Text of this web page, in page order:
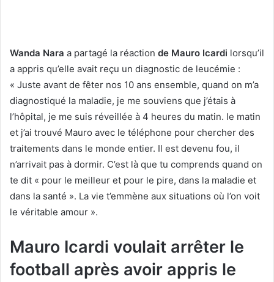
Wanda Nara a partagé la réaction de Mauro Icardi lorsqu’il
a appris qu’elle avait reçu un diagnostic de leucémie :
« Juste avant de fêter nos 10 ans ensemble, quand on m’a
diagnostiqué la maladie, je me souviens que j’étais à
l’hôpital, je me suis réveillée à 4 heures du matin. le matin
et j’ai trouvé Mauro avec le téléphone pour chercher des
traitements dans le monde entier. Il est devenu fou, il
n’arrivait pas à dormir. C’est là que tu comprends quand on
te dit « pour le meilleur et pour le pire, dans la maladie et
dans la santé ». La vie t’emmène aux situations où l’on voit
le véritable amour ».
Mauro Icardi voulait arrêter le
football après avoir appris le